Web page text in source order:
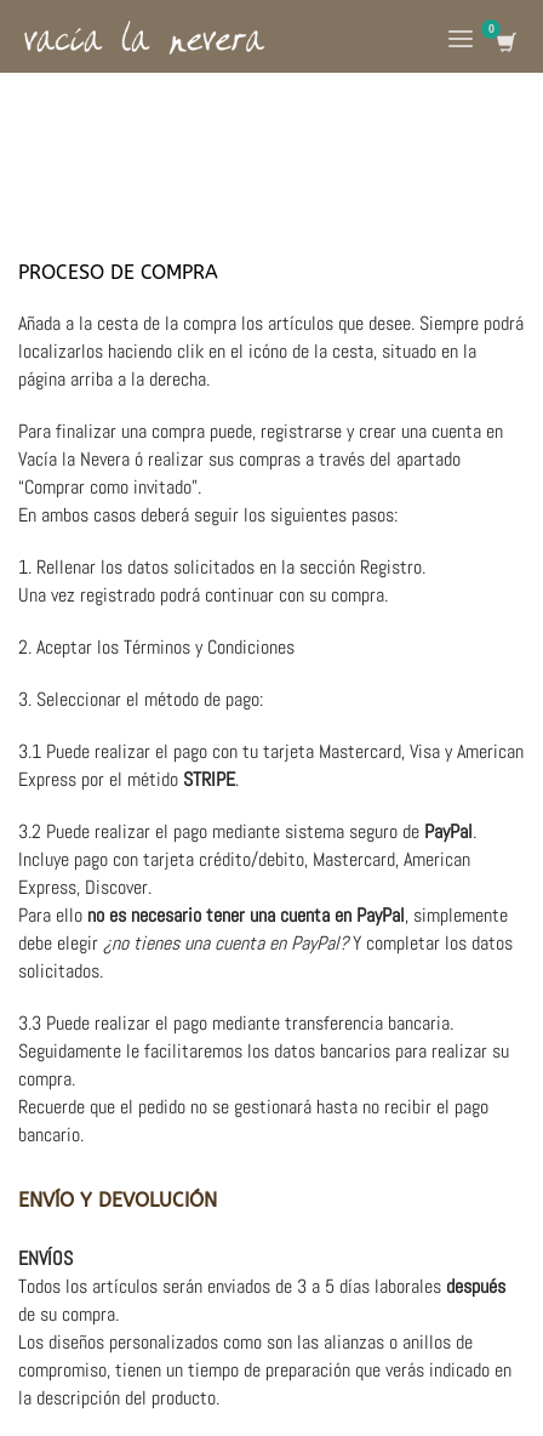
PROCESO DE COMPRA
Añada a la cesta de la compra los artículos que desee. Siempre podrá
localizarlos haciendo clik en el icóno de la cesta, situado en la
página arriba a la derecha.
Para finalizar una compra puede, registrarse y crear una cuenta en
Vacía la Nevera ó realizar sus compras a través del apartado
“Comprar como invitado”.
En ambos casos deberá seguir los siguientes pasos:
1. Rellenar los datos solicitados en la sección Registro.
Una vez registrado podrá continuar con su compra.
2. Aceptar los Términos y Condiciones
3. Seleccionar el método de pago:
3.1 Puede realizar el pago con tu tarjeta Mastercard, Visa y American
Express por el métido STRIPE.
3.2 Puede realizar el pago mediante sistema seguro de PayPal.
Incluye pago con tarjeta crédito/debito, Mastercard, American
Express, Discover.
Para ello no es necesario tener una cuenta en PayPal, simplemente
debe elegir ¿no tienes una cuenta en PayPal?Y completar los datos
solicitados.
3.3 Puede realizar el pago mediante transferencia bancaria.
Seguidamente le facilitaremos los datos bancarios para realizar su
compra.
Recuerde que el pedido no se gestionará hasta no recibir el pago
bancario.
ENVÍO Y DEVOLUCIÓN
ENVÍOS
Todos los artículos serán enviados de 3 a 5 días laborales después
de su compra.
Los diseños personalizados como son las alianzas o anillos de
compromiso, tienen un tiempo de preparación que verás indicado en
la descripción del producto.